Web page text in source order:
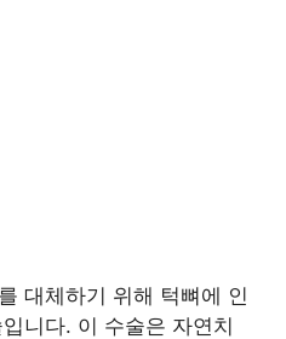
대체하기 위해 턱뼈에 인
니다. 이 수술은 자연치